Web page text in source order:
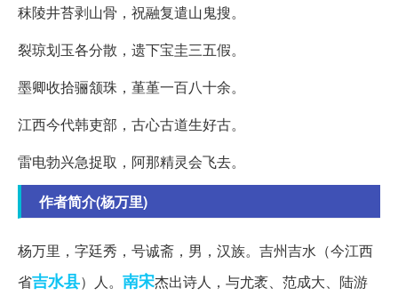
秣陵井苔剥山骨，祝融复遣山鬼搜。
裂琼划玉各分散，遗下宝圭三五假。
墨卿收拾骊颔珠，堇堇一百八十余。
江西今代韩吏部，古心古道生好古。
雷电勃兴急捉取，阿那精灵会飞去。
作者简介(杨万里)
杨万里，字廷秀，号诚斋，男，汉族。吉州吉水（今江西
省吉水县）人。 南宋杰出诗人，与尤袤、范成大、陆游